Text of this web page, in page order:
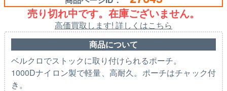
売り切れ中です。在庫ございません。
高価買取します! 詳しくはこちら
商品について
ベルクロでストックに取り付けられるポーチ。
1000Dナイロン製で軽量、高耐久。ポーチはチャック付
き。